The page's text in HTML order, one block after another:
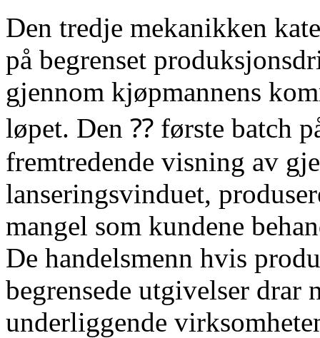
Den tredje mekanikken
på begrenset
gjennom kjøpmannens
løpet. Den ⁇ første batch
fremtredende visning av
lanseringsvinduet,
mangel som kundene
De handelsmenn hvis
begrensede utgivelser
underliggende